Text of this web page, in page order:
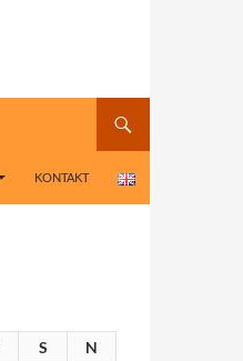
KONTAKT
S
N